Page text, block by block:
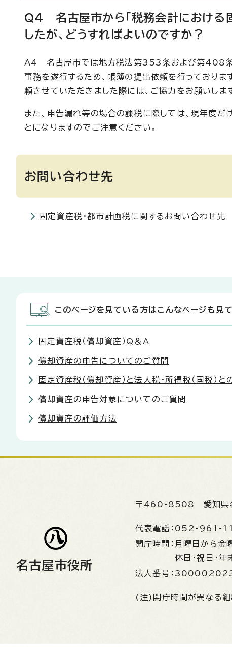
Q4 名古屋市から「税務会計における
したが、どうすればよいのですか？
A4 名古屋市では地方税法第353条および第408条
事務を遂行するため、帳簿の提出依頼を行っており
頼させていただきました際には、ご協力をお願いします
また、申告漏れ等の場合の課税に際しては、現年度
とになりますのでご注意ください。
お問い合わせ先
固定資産税・都市計画税に関するお問い合わせ先
このページを見ている方はこんなページも見
固定資産税（償却資産）Q＆A
償却資産の申告についてのご質問
固定資産税（償却資産）と法人税・所得税（国税）
償却資産の申告対象についてのご質問
償却資産の評価方法
名古屋市役所
〒460-8508 愛知
代表電話： 052-961-
開庁時間： 月曜日から金
休日・祝日・
法人番号：
(注)開庁時間が異なる組